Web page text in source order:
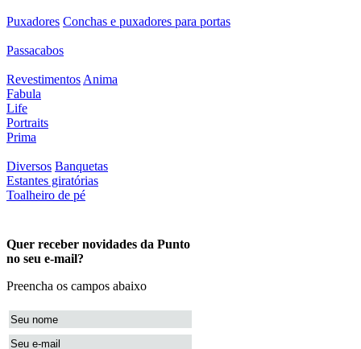
Puxadores Conchas e puxadores para portas
Passacabos
Revestimentos Anima
Fabula
Life
Portraits
Prima
Diversos Banquetas
Estantes giratórias
Toalheiro de pé